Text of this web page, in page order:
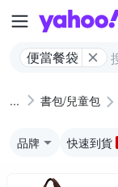
便當餐袋
書包/兒童包
品牌 快速到貨